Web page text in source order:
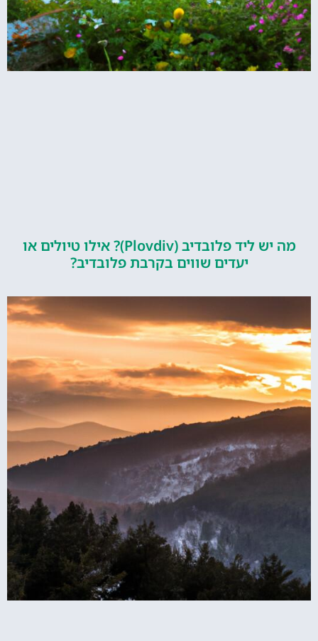
מה יש ליד פלובדיב (Plovdiv)? אילו טיולים או
יעדים שווים בקרבת פלובדיב?